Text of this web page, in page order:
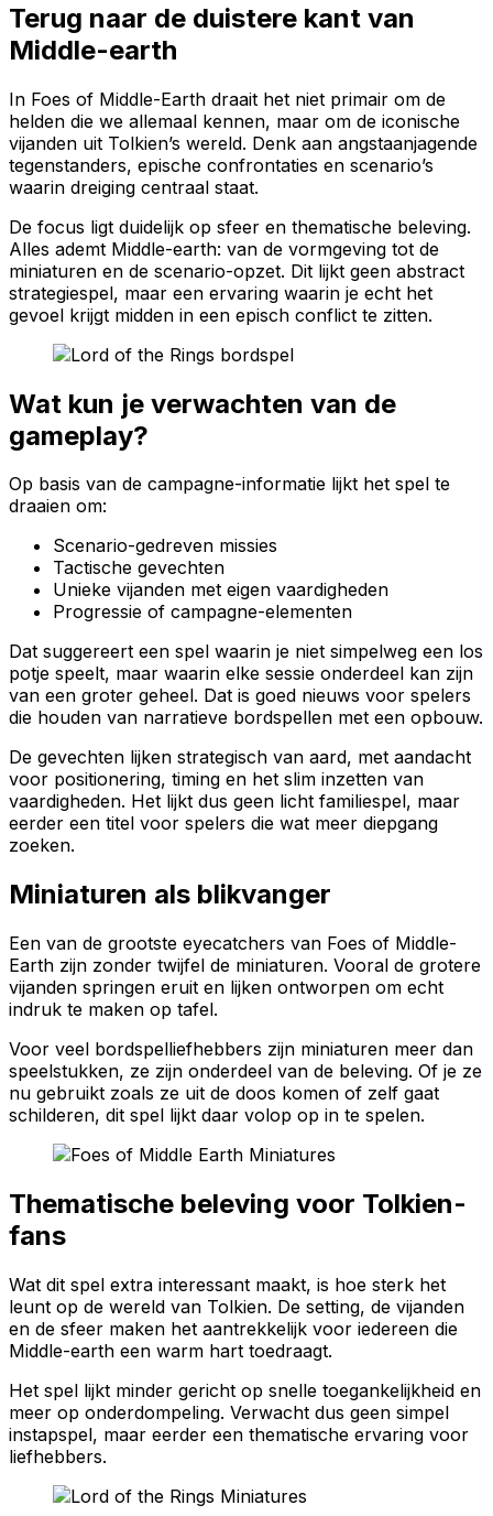
Terug naar de duistere kant van
Middle-earth
In Foes of Middle-Earth draait het niet primair om de
helden die we allemaal kennen, maar om de iconische
vijanden uit Tolkien’s wereld. Denk aan angstaanjagende
tegenstanders, epische confrontaties en scenario’s
waarin dreiging centraal staat.
De focus ligt duidelijk op sfeer en thematische beleving.
Alles ademt Middle-earth: van de vormgeving tot de
miniaturen en de scenario-opzet. Dit lijkt geen abstract
strategiespel, maar een ervaring waarin je echt het
gevoel krijgt midden in een episch conflict te zitten.
Wat kun je verwachten van de
gameplay?
Op basis van de campagne-informatie lijkt het spel te
draaien om:
Scenario-gedreven missies
Tactische gevechten
Unieke vijanden met eigen vaardigheden
Progressie of campagne-elementen
Dat suggereert een spel waarin je niet simpelweg een los
potje speelt, maar waarin elke sessie onderdeel kan zijn
van een groter geheel. Dat is goed nieuws voor spelers
die houden van narratieve bordspellen met een opbouw.
De gevechten lijken strategisch van aard, met aandacht
voor positionering, timing en het slim inzetten van
vaardigheden. Het lijkt dus geen licht familiespel, maar
eerder een titel voor spelers die wat meer diepgang
zoeken.
Miniaturen als blikvanger
Een van de grootste eyecatchers van Foes of Middle-
Earth zijn zonder twijfel de miniaturen. Vooral de grotere
vijanden springen eruit en lijken ontworpen om echt
indruk te maken op tafel.
Voor veel bordspelliefhebbers zijn miniaturen meer dan
speelstukken, ze zijn onderdeel van de beleving. Of je ze
nu gebruikt zoals ze uit de doos komen of zelf gaat
schilderen, dit spel lijkt daar volop op in te spelen.
Thematische beleving voor Tolkien-
fans
Wat dit spel extra interessant maakt, is hoe sterk het
leunt op de wereld van Tolkien. De setting, de vijanden
en de sfeer maken het aantrekkelijk voor iedereen die
Middle-earth een warm hart toedraagt.
Het spel lijkt minder gericht op snelle toegankelijkheid en
meer op onderdompeling. Verwacht dus geen simpel
instapspel, maar eerder een thematische ervaring voor
liefhebbers.